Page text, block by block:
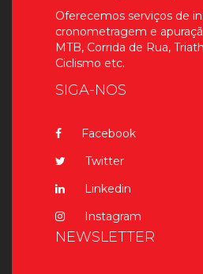
Oferecemos serviços de
cronometragem e
MTB, Corrida de Rua,
Ciclismo etc.
SIGA-NOS
Facebook
Twitter
Linkedin
Instagram
NEWSLETTER